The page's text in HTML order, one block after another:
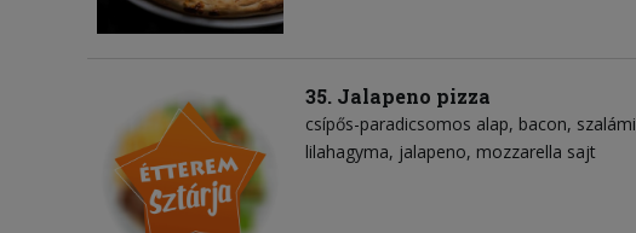
35. Jalapeno pizza
csípős-paradicsomos alap bacon szalámi
lilahagyma jalapeno mozzarella sajt